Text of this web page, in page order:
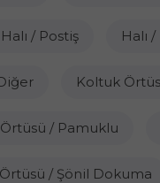
/ Postiş Halı
Koltuk
/ Pamuklu
/ Şönil Dokuma